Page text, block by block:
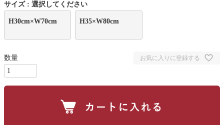
須
)
サイズ 選択してください
H30cm×W70cm H35×W80cm
お気に入りに登録する